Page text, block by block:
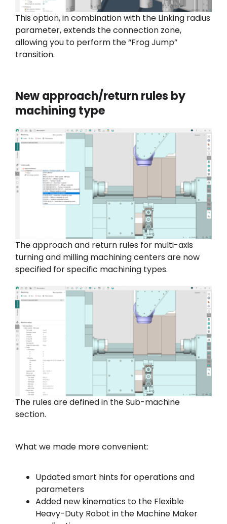
This option, in combination with the Linking radius
parameter, extends the connection zone,
allowing you to perform the “Frog Jump”
transition.
New approach/return rules by
machining type
The approach and return rules for multi-axis
turning and milling machining centers are now
specified for specific machining types.
The rules are defined in the Sub-machine
section.
What we made more convenient:
Updated smart hints for operations and
parameters
Added new kinematics to the Flexible
Heavy-Duty Robot in the Machine Maker